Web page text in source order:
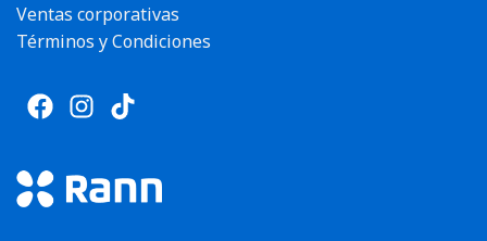
Ventas corporativas
Términos y Condiciones